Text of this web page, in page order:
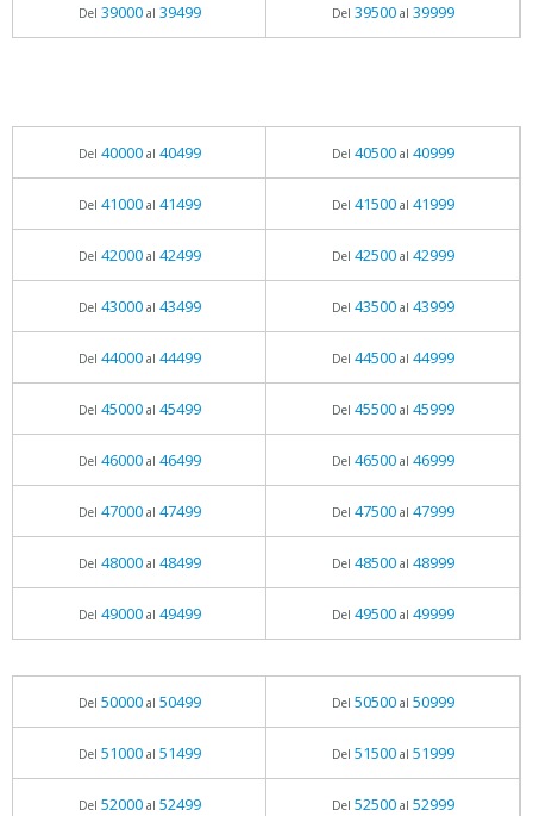
Del 39000al 39499 Del 39500al 39999
Del 40000al 40499 Del 40500al 40999
Del 41000al 41499 Del 41500al 41999
Del 42000al 42499 Del 42500al 42999
Del 43000al 43499 Del 43500al 43999
Del 44000al 44499 Del 44500al 44999
Del 45000al 45499 Del 45500al 45999
Del 46000al 46499 Del 46500al 46999
Del 47000al 47499 Del 47500al 47999
Del 48000al 48499 Del 48500al 48999
Del 49000al 49499 Del 49500al 49999
Del 50000al 50499 Del 50500al 50999
Del 51000al 51499 Del 51500al 51999
Del 52000al 52499 Del 52500al 52999